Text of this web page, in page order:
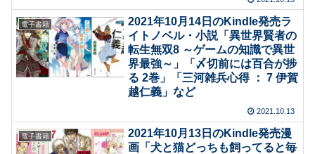
電子書籍
2021年10月14日のKindle発売ラ
イトノベル・小説「異世界賢者の
転生無双8 ～ゲームの知識で異世
界最強～」「〆切前には百合が捗
る 2巻」「三河雑兵心得 ： 7 伊賀
越仁義」など
2021.10.13
電子書籍
2021年10月13日のKindle発売漫
画「犬と猫どっちも飼ってると毎